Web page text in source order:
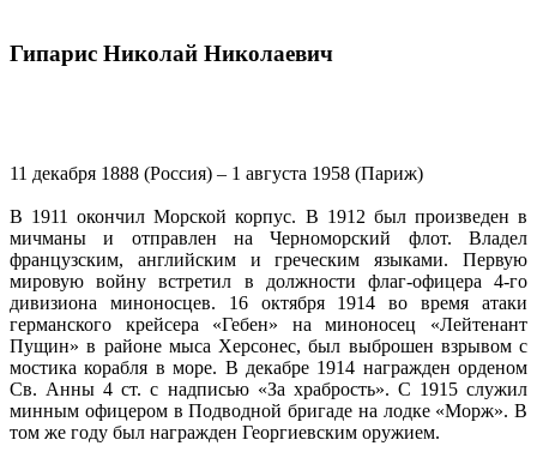
Гипарис Николай Николаевич
11 декабря 1888 (Россия) – 1 августа 1958 (Париж)
В 1911 окончил Морской корпус. В 1912 был произведен в
мичманы и отправлен на Черноморский флот. Владел
французским, английским и греческим языками. Первую
мировую войну встретил в должности флаг-офицера 4-го
дивизиона миноносцев. 16 октября 1914 во время атаки
германского крейсера «Гебен» на миноносец «Лейтенант
Пущин» в районе мыса Херсонес, был выброшен взрывом с
мостика корабля в море. В декабре 1914 награжден орденом
Св. Анны 4 ст. с надписью «За храбрость». С 1915 служил
минным офицером в Подводной бригаде на лодке «Морж». В
том же году был награжден Георгиевским оружием.